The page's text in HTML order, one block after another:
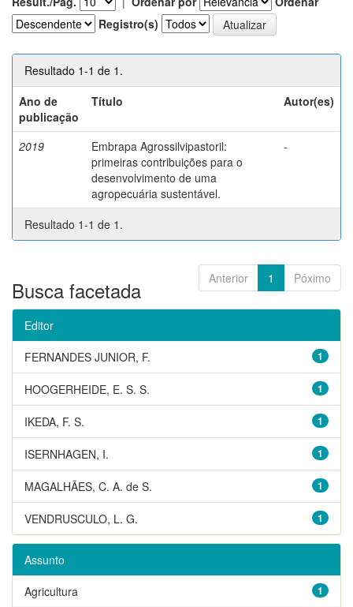
Registro(s)
Resultado 1-1 de 1.
Ano de
publicação
Título Autor(es)
2019
Embrapa Agrossilvipastoril:
primeiras contribuições para o
desenvolvimento de uma
agropecuária sustentável.
-
Resultado 1-1 de 1.
Anterior 1 Póximo
Busca facetada
Editor
1
FERNANDES JUNIOR, F.
1
HOOGERHEIDE, E. S. S.
1
IKEDA, F. S.
1
ISERNHAGEN, I.
1
MAGALHÃES, C. A. de S.
1
VENDRUSCULO, L. G.
Assunto
1
Agricultura